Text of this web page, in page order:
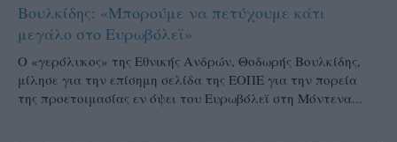
Βουλκίδης: «Μπορούμε να πετύχουμε κάτι
μεγάλο στο Ευρωβόλεϊ»
Ο «γερόλυκος» της Εθνικής Ανδρών, Θοδωρής Βουλκίδης,
μίλησε για την επίσημη σελίδα της ΕΟΠΕ για την πορεία
της προετοιμασίας εν όψει του Ευρωβόλεϊ στη Μόντενα...